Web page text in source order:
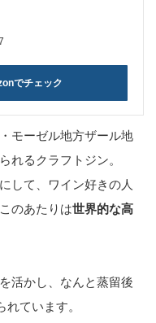
でチェック
モーゼル地方ザール地
れるクラフトジン。
して、ワイン好きの人
のあたりは世界的な高
活かし、なんと蒸留後
れています。